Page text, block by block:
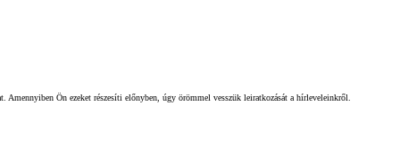
Ön ezeket részesíti előnyben, úgy örömmel vesszük leiratkozását a hírleveleinkről.